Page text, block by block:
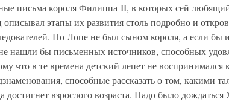
письма короля Филиппа II, в которых сей
описывал этапы их развития столь подробно и
Но Лопе не был сыном короля, а если бы
нашли бы письменных источников, способных
что в те времена детский лепет не
способные рассказать о том, какими
достигнет взрослого возраста. Надо было